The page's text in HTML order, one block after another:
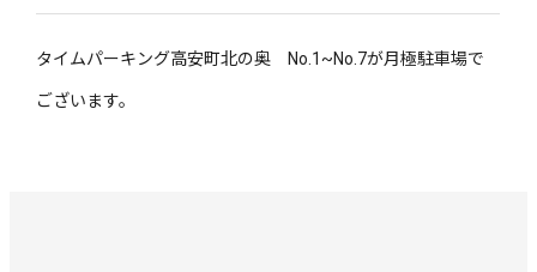
タイムパーキング高安町北の奥 No.1~No.7が月極駐車場で
ございます。